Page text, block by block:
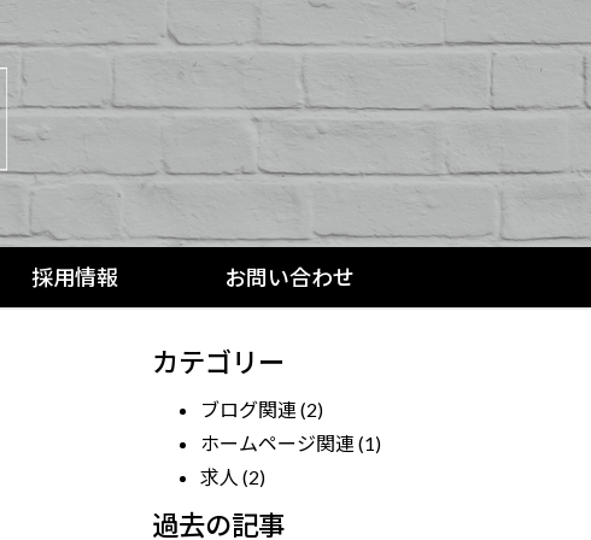
採用情報 お問い合わせ
カテゴリー
ブログ関連 (2)
ホームページ関連 (1)
求人 (2)
過去の記事